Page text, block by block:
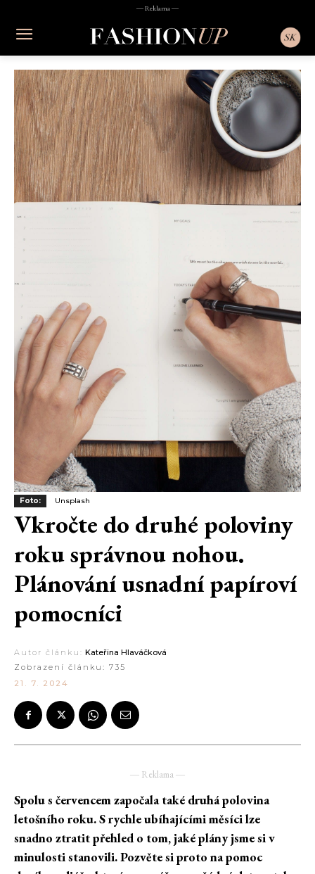
― Reklama ―
Foto: Unsplash
Vkročte do druhé poloviny
roku správnou nohou.
Plánování usnadní papíroví
pomocníci
Autor článku: Kateřina Hlaváčková
Zobrazení článku: 735
21. 7. 2024
― Reklama ―
Spolu s červencem započala také druhá polovina
letošního roku. S rychle ubíhajícími měsíci lze
snadno ztratit přehled o tom, jaké plány jsme si v
minulosti stanovili. Pozvěte si proto na pomoc